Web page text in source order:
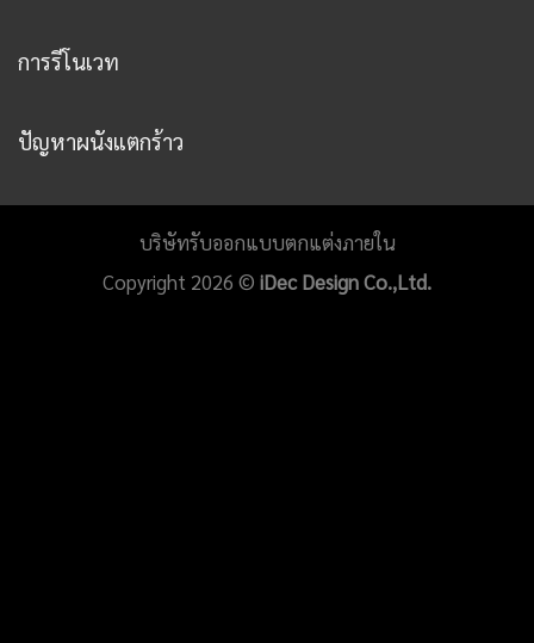
การรีโนเวท
ปัญหาผนังแตกร้าว
บริษัทรับออกแบบตกแต่งภายใน
Copyright 2026 © iDec Design Co.,Ltd.